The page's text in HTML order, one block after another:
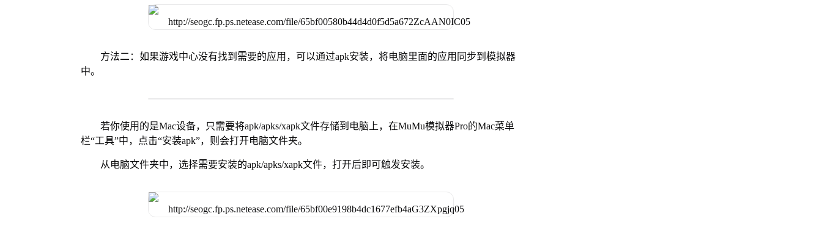
方法二：如果游戏中心没有找到需要的应用，可以通过apk安装，将电脑里面的应用同步到模拟器
中。
若你使用的是Mac设备，只需要将apk/apks/xapk文件存储到电脑上，在MuMu模拟器Pro的Mac菜单
栏“工具”中，点击“安装apk”，则会打开电脑文件夹。
从电脑文件夹中，选择需要安装的apk/apks/xapk文件，打开后即可触发安装。